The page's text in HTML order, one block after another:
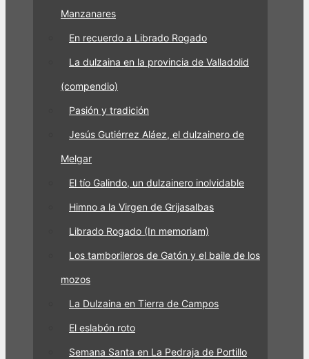
Manzanares
En recuerdo a Librado Rogado
La dulzaina en la provincia de Valladolid
(compendio)
Pasión y tradición
Jesús Gutiérrez Aláez, el dulzainero de
Melgar
El tío Galindo, un dulzainero inolvidable
Himno a la Virgen de Grijasalbas
Librado Rogado (In memoriam)
Los tamborileros de Gatón y el baile de los
mozos
La Dulzaina en Tierra de Campos
El eslabón roto
Semana Santa en La Pedraja de Portillo